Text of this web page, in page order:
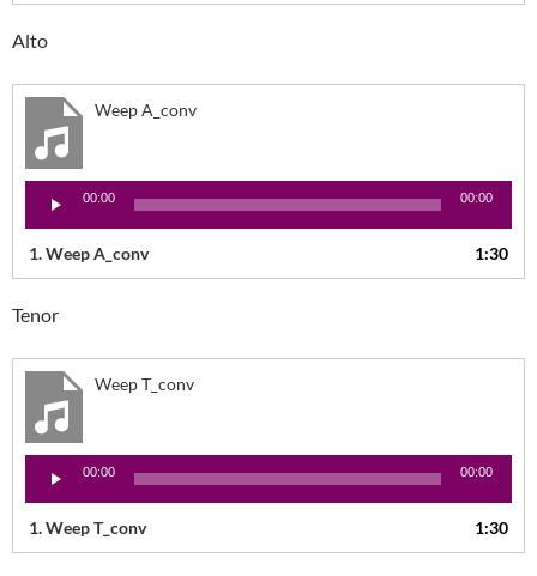
Alto
Weep A_conv
audio
00:00 00:00
1.Weep A_conv 1:30
Tenor
Weep T_conv
audio
00:00 00:00
1.Weep T_conv 1:30